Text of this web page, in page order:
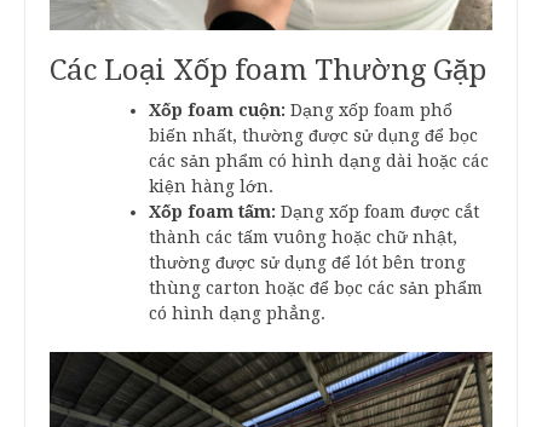
Các Loại Xốp foam Thường Gặp
Xốp foam cuộn: Dạng xốp foam phổ
biến nhất, thường được sử dụng để bọc
các sản phẩm có hình dạng dài hoặc các
kiện hàng lớn.
Xốp foam tấm: Dạng xốp foam được cắt
thành các tấm vuông hoặc chữ nhật,
thường được sử dụng để lót bên trong
thùng carton hoặc để bọc các sản phẩm
có hình dạng phẳng.